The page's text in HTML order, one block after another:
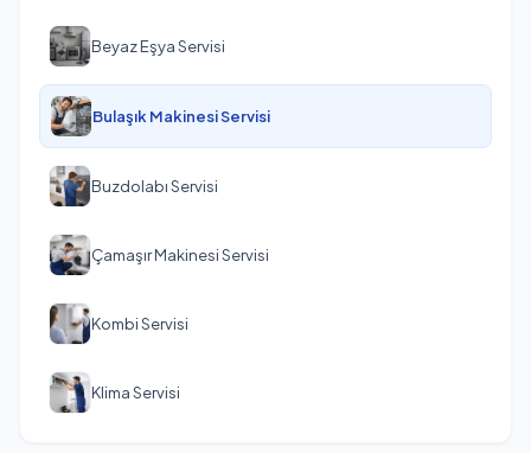
Beyaz Eşya Servisi
Bulaşık Makinesi Servisi
Buzdolabı Servisi
Çamaşır Makinesi Servisi
Kombi Servisi
Klima Servisi